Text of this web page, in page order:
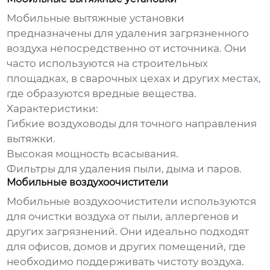
Мобильные вытяжные установки
предназначены для удаления загрязненного
воздуха непосредственно от источника. Они
часто используются на строительных
площадках, в сварочных цехах и других местах,
где образуются вредные вещества.
Характеристики:
Гибкие воздуховоды для точного направления
вытяжки.
Высокая мощность всасывания.
Фильтры для удаления пыли, дыма и паров.
Мобильные воздухоочистители
Мобильные воздухоочистители используются
для очистки воздуха от пыли, аллергенов и
других загрязнений. Они идеально подходят
для офисов, домов и других помещений, где
необходимо поддерживать чистоту воздуха.